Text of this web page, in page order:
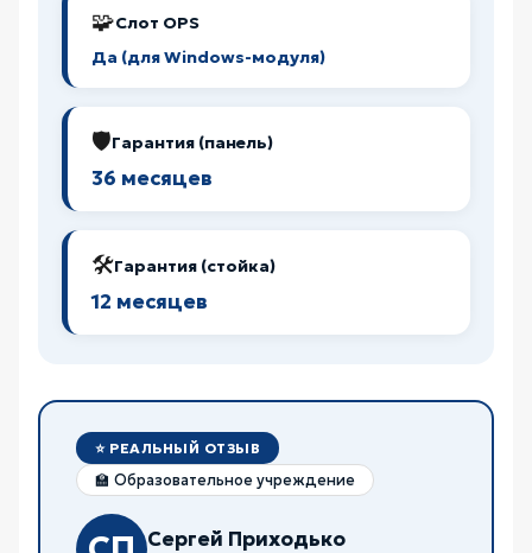
🧩Слот OPS
Да (для Windows-модуля)
🛡️Гарантия (панель)
36 месяцев
🛠️Гарантия (стойка)
12 месяцев
⭐ РЕАЛЬНЫЙ ОТЗЫВ
🏫 Образовательное учреждение
Сергей Приходько